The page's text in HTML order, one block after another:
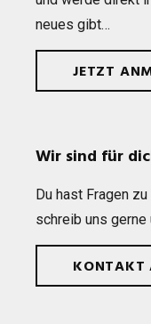
neues gibt…
JETZT
Wir sind für
Du hast Fra­gen
schreib uns
KONTAKT